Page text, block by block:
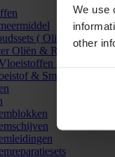
We use
other
( Olie & Filter)
Oliën & Reinigers
&
& Smeermiddel